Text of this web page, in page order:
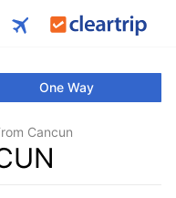
One Way
Cancun